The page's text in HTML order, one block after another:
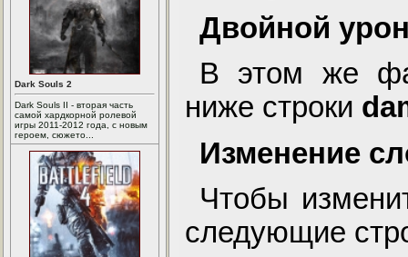
Dark Souls 2
Dark Souls II - вторая часть
самой хардкорной ролевой
игры 2011-2012 года, с новым
героем, сюжето...
Двойной
В этом же
ниже строки
Изменение
Чтобы
следующие